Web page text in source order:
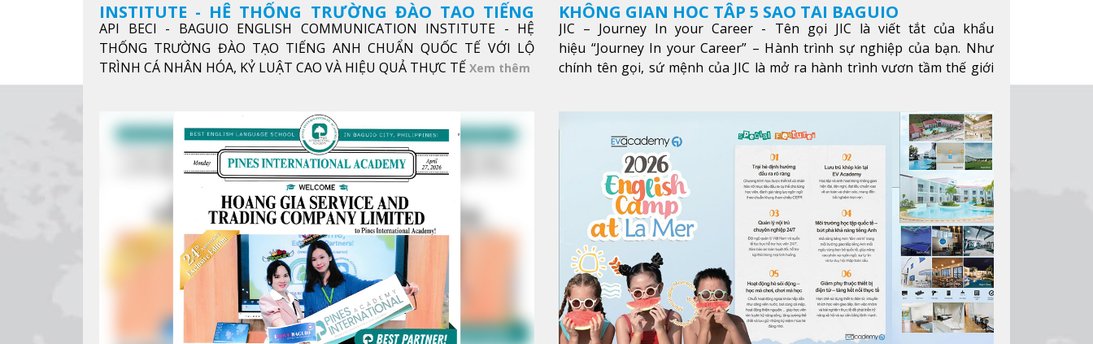
INSTITUTE - HỆ THỐNG TRƯỜNG ĐÀO TẠO TIẾNG
ANH CHUẨN QUỐC TẾ
API BECI - BAGUIO ENGLISH COMMUNICATION INSTITUTE - HỆ
THỐNG TRƯỜNG ĐÀO TẠO TIẾNG ANH CHUẨN QUỐC TẾ VỚI LỘ
TRÌNH CÁ NHÂN HÓA, KỶ LUẬT CAO VÀ HIỆU QUẢ THỰC TẾ Xem thêm
KHÔNG GIAN HỌC TẬP 5 SAO TẠI BAGUIO
JIC – Journey In your Career - Tên gọi JIC là viết tắt của khẩu
hiệu “Journey In your Career” – Hành trình sự nghiệp của bạn. Như
chính tên gọi, sứ mệnh của JIC là mở ra hành trình vươn tầm thế giới